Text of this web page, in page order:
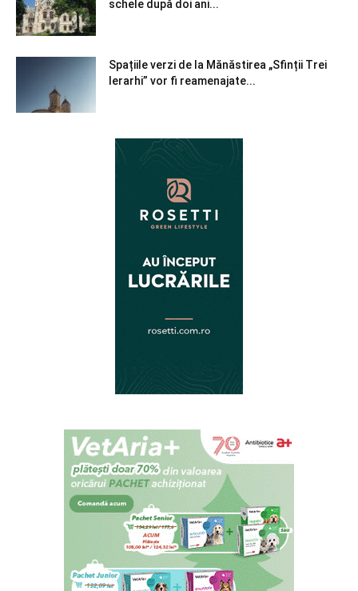
schele după doi ani...
Spațiile verzi de la Mănăstirea „Sfinții Trei
Ierarhi” vor fi reamenajate...